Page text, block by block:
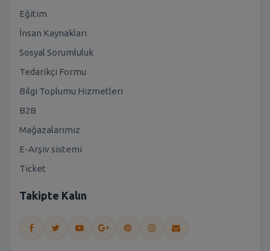
Eğitim
İnsan Kaynakları
Sosyal Sorumluluk
Tedarikçi Formu
Bilgi Toplumu Hizmetleri
B2B
Mağazalarımız
E-Arşiv sistemi
Ticket
Takipte Kalın